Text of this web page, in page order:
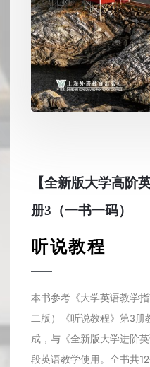
【全新版大学高阶
册3（一书一码）
听说教程
本书参考《大学英语教学
二版）《听说教程》第3册
成，与《全新版大学进阶
段英语教学使用。全书共